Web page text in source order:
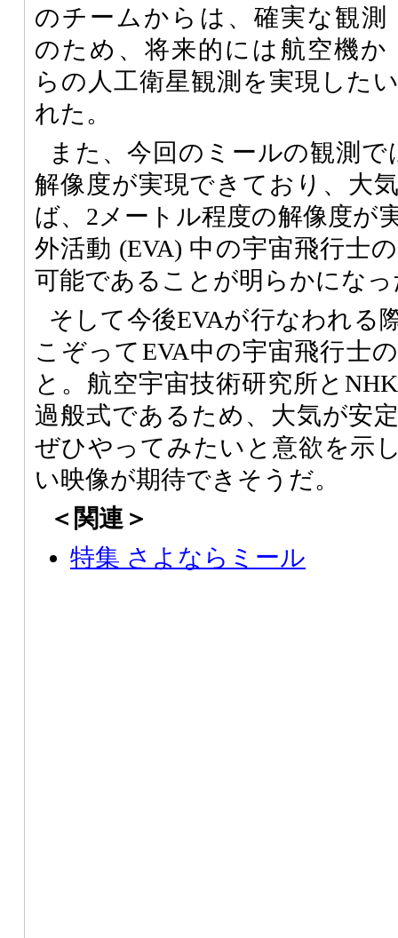
のチームからは、確実な観測
のため、将来的には航空機か
らの人工衛星観測を実現した
れた。
また、今回のミールの観測
解像度が実現できており、大
ば、2メートル程度の解像度が
外活動 (EVA) 中の宇宙飛行士
可能であることが明らかにな
そして今後EVAが行なわれる
こぞってEVA中の宇宙飛行士
と。航空宇宙技術研究所と
過般式であるため、大気が安
ぜひやってみたいと意欲を示
い映像が期待できそうだ。
＜関連＞
特集 さよならミール